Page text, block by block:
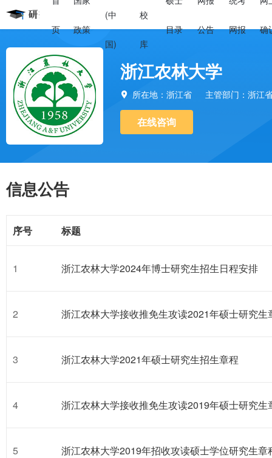
页 政策
(中
国)
校
库
目录 公告 网报 确
浙江农林大学
 所在地：浙江省 主管部门：浙江
在线咨询
信息公告
序号 标题
1 浙江农林大学2024年博士研究生招生日程安排
2 浙江农林大学接收推免生攻读2021年硕士研究生
3 浙江农林大学2021年硕士研究生招生章程
4 浙江农林大学接收推免生攻读2019年硕士研究生
5 浙江农林大学2019年招收攻读硕士学位研究生章